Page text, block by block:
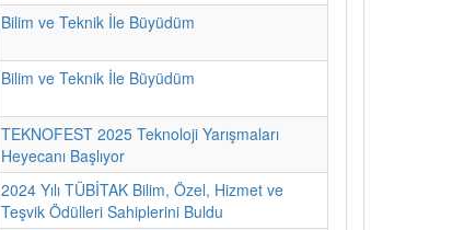
Bilim ve Teknik İle Büyüdüm
Bilim ve Teknik İle Büyüdüm
TEKNOFEST 2025 Teknoloji Yarışmaları
Heyecanı Başlıyor
2024 Yılı TÜBİTAK Bilim, Özel, Hizmet ve
Teşvik Ödülleri Sahiplerini Buldu